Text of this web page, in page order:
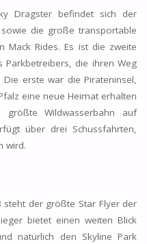
Dragster befindet sich der
die große transportable
Mack Rides. Es ist die zweite
Parkbetreibers, die ihren Weg
erste war die Pirateninsel,
eine neue Heimat erhalten
Wildwasserbahn auf
über drei Schussfahrten,
wird.
steht der größte Star Flyer der
bietet einen weiten Blick
natürlich den Skyline Park